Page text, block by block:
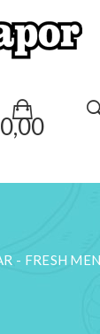
- FRESH